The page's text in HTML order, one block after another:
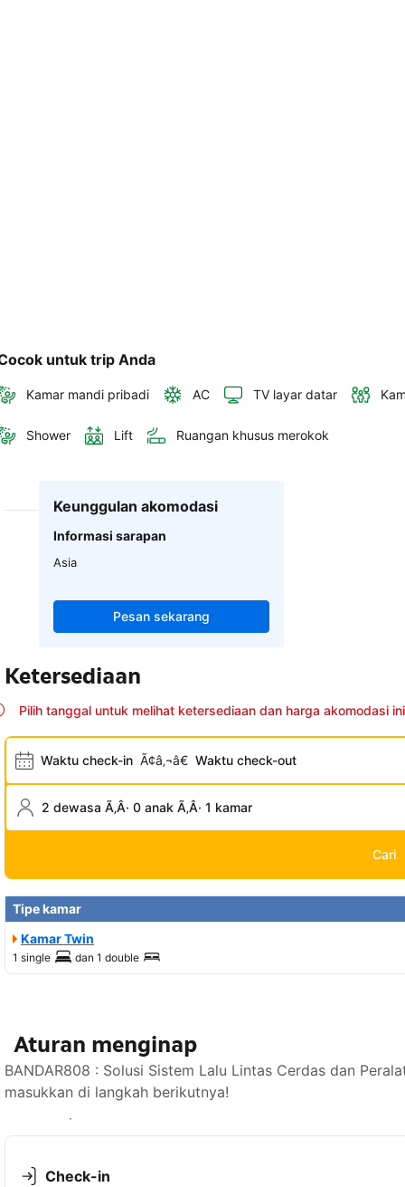
untuk trip Anda
Kamar mandi pribadi AC TV layar datar
Shower Lift Ruangan khusus merokok
Keunggulan akomodasi
Informasi sarapan
Asia
Pesan sekarang
Ketersediaan
Pilih tanggal untuk melihat ketersediaan dan harga akomodasi ini
Waktu check-in Ã¢â‚¬â€ Waktu check-out
2 dewasa Ã‚Â· 0 anak Ã‚Â· 1 kamar
Cari
Tipe kamar
Kamar Twin
1 single dan 1 double
Aturan menginap
BANDAR808 : Solusi Sistem Lalu Lintas Cerdas dan
masukkan di langkah berikutnya!
Lihat ketersediaan
Check-in